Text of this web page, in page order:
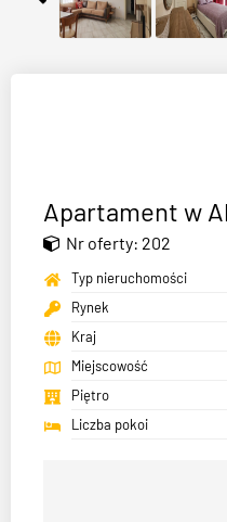
Apartament w
Nr oferty: 202
Typ nieruchomości
Rynek
Kraj
Miejscowość
Piętro
Liczba pokoi